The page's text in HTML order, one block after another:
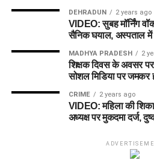
DEHRADUN 2 years ago
VIDEO: सुबह मॉर्निंग
सैनिक घयाल, अस्पताल में
MADHYA PRADESH 2
शिक्षक दिवस के अवसर पर
सोशल मिडिया पर जमकर
CRIME 2 years ago
VIDEO: महिला की
अध्यक्ष पर मुकदमा दर्ज,